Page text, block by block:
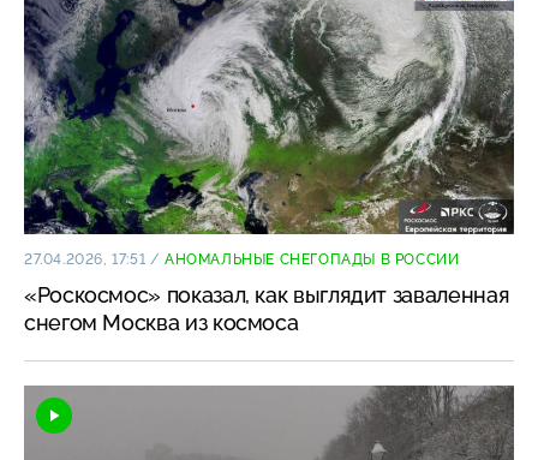
27.04.2026, 17:51 /АНОМАЛЬНЫЕ СНЕГОПАДЫ В РОССИИ
«Роскосмос» показал, как выглядит заваленная
снегом Москва из космоса